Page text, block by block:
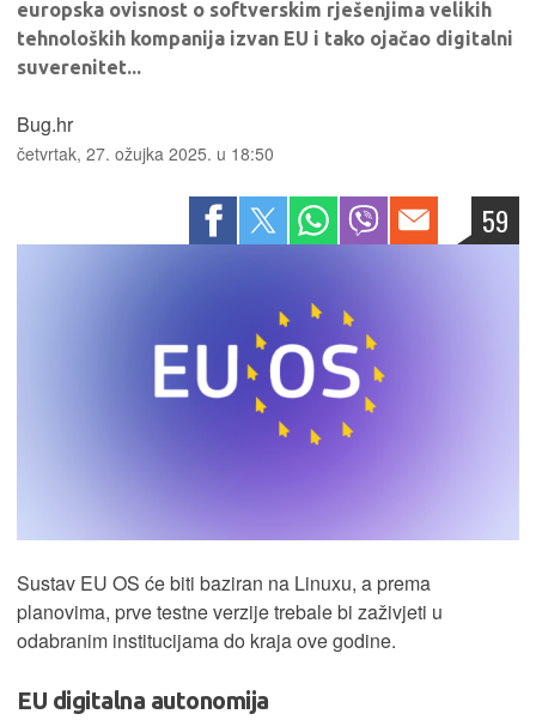
europska ovisnost o softverskim rješenjima velikih
tehnoloških kompanija izvan EU i tako ojačao digitalni
suverenitet...
Bug.hr
četvrtak, 27. ožujka 2025. u 18:50
59
Sustav EU OS će biti baziran na Linuxu, a prema
planovima, prve testne verzije trebale bi zaživjeti u
odabranim institucijama do kraja ove godine.
EU digitalna autonomija